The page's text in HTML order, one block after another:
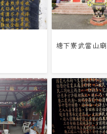
塘下寮武當山廟